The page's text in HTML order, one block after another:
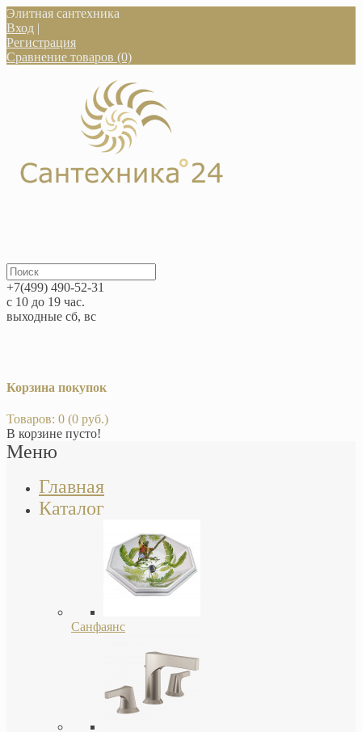
Элитная сантехника
Вход |
Регистрация
Сравнение товаров (0)
+7(499) 490-52-31
с 10 до 19 час.
выходные сб, вс
Корзина покупок
Товаров: 0 (0 руб.)
В корзине пусто!
Меню
Главная
Каталог
Санфаянс